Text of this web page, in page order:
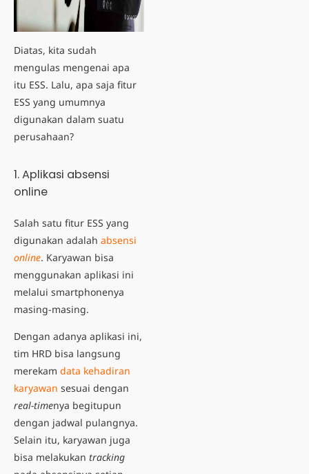
Diatas, kita sudah
mengulas mengenai apa
itu ESS. Lalu, apa saja fitur
ESS yang umumnya
digunakan dalam suatu
perusahaan?
1. Aplikasi absensi
online
Salah satu fitur ESS yang
digunakan adalah absensi
online. Karyawan bisa
menggunakan aplikasi ini
melalui smartphonenya
masing-masing.
Dengan adanya aplikasi ini,
tim HRD bisa langsung
merekam data kehadiran
karyawan sesuai dengan
real-timenya begitupun
dengan jadwal pulangnya.
Selain itu, karyawan juga
bisa melakukan tracking